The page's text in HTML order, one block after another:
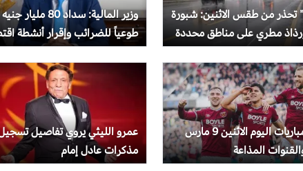
تحذر من طقس الاثنين: شبورة
مطري على مناطق محددة
وزير المالية: سداد 80 مليار جنيه
طوعياً للضرائب وإقرار أنشطة
بقيمة تريليون جنيه
جدول مباريات اليوم الاثنين 9 مارس
عمرو الليثي يروي تفاصيل
مذكرات عادل إمام